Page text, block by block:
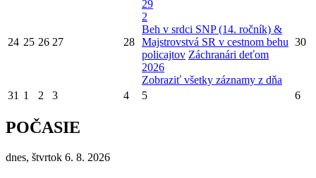
24 25 26 27 28
29
2
Beh v srdci SNP (14. ročník) &
Majstrovstvá SR v cestnom behu
policajtov Záchranári deťom
2026
Zobraziť všetky záznamy z dňa
30
31 1 2 3 4 5 6
POČASIE
dnes, štvrtok 6. 8. 2026